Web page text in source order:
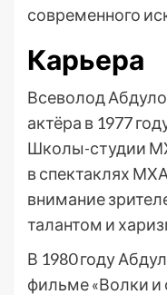
современного
Карьера
Всеволод
актёра в 1977
Школы-студии
в спектаклях
внимание
талантом и
В 1980 году
фильме «Волки